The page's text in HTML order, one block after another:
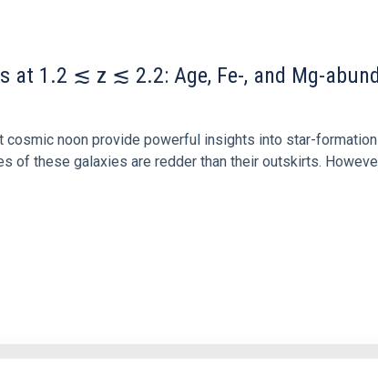
1.2 ≲ z ≲ 2.2: Age, Fe-, and Mg-
noon provide powerful insights into star-
of these galaxies are redder than their outskirts.